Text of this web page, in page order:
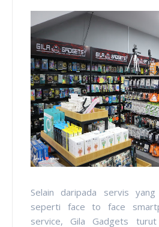
Selain daripada servis
seperti face to face
service, Gila Gadgets turut